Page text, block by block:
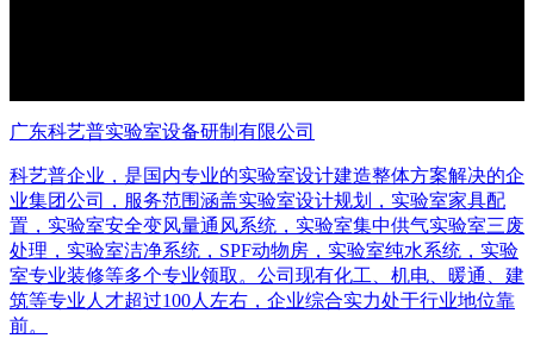
广东科艺普实验室设备研制有限公司
科艺普企业，是国内专业的实验室设计建造整体方案解决的企
业集团公司，服务范围涵盖实验室设计规划，实验室家具配
置，实验室安全变风量通风系统，实验室集中供气实验室三废
处理，实验室洁净系统，SPF动物房，实验室纯水系统，实验
室专业装修等多个专业领取。公司现有化工、机电、暖通、建
筑等专业人才超过100人左右，企业综合实力处于行业地位靠
前。